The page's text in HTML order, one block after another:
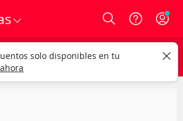
Login
fecha
CAMBIAR
solo disponibles en tu